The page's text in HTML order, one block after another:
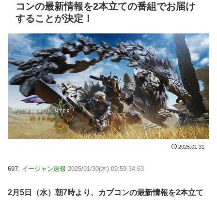
コンの最新情報を2本立ての番組でお届け
することが決定！
2025.01.31
697: イージャン速報 2025/01/30(木) 09:59:34.63
2月5日（水）朝7時より、カプコンの最新情報を2本立て